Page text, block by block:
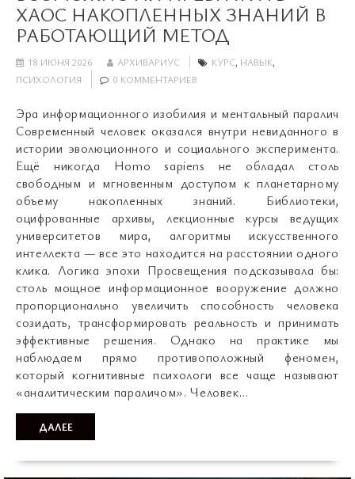
ХАОС НАКОПЛЕННЫХ ЗНАНИЙ В
РАБОТАЮЩИЙ МЕТОД
18 ИЮНЯ 2026 АРХИВАРИУС КУРС, НАВЫК,
ПСИХОЛОГИЯ
0 КОММЕНТАРИЕВ
Эра информационного изобилия и ментальный паралич
Современный человек оказался внутри невиданного в
истории эволюционного и социального эксперимента.
Ещё никогда Homo sapiens не обладал столь
свободным и мгновенным доступом к планетарному
объему накопленных знаний. Библиотеки,
оцифрованные архивы, лекционные курсы ведущих
университетов мира, алгоритмы искусственного
интеллекта — все это находится на расстоянии одного
клика. Логика эпохи Просвещения подсказывала бы:
столь мощное информационное вооружение должно
пропорционально увеличить способность человека
созидать, трансформировать реальность и принимать
эффективные решения. Однако на практике мы
наблюдаем прямо противоположный феномен,
который когнитивные психологи все чаще называют
«аналитическим параличом». Человек…
ДАЛЕЕ